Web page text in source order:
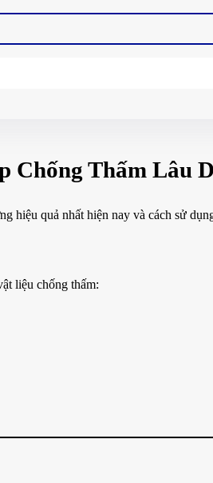
Chống Thấm Lâu
hiệu quả nhất hiện nay và cách sử
liệu chống thấm: